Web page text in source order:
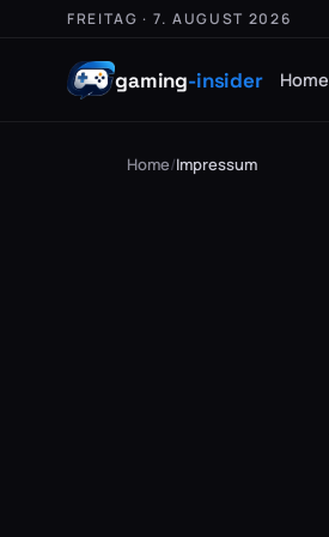
FREITAG · 7. AUGUST 2026
gaming-insider Home
Home/Impressum